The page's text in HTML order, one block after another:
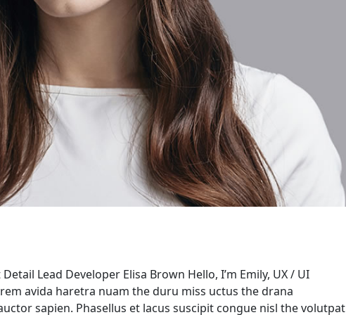
Lead Developer Elisa Brown Hello, I’m Emily, UX / UI
avida haretra nuam the duru miss uctus the drana
sapien. Phasellus et lacus suscipit congue nisl the volutpat